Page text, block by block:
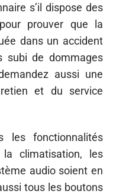
s’il dispose des
prouver que la
dans un accident
subi de dommages
aussi une
et du service
fonctionnalités
climatisation, les
audio soient en
tous les boutons